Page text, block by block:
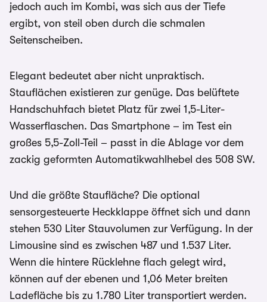
jedoch auch im Kombi, was sich aus der Tiefe
ergibt, von steil oben durch die schmalen
Seitenscheiben.
Elegant bedeutet aber nicht unpraktisch.
Stauflächen existieren zur genüge. Das belüftete
Handschuhfach bietet Platz für zwei 1,5-Liter-
Wasserflaschen. Das Smartphone – im Test ein
großes 5,5-Zoll-Teil – passt in die Ablage vor dem
zackig geformten Automatikwahlhebel des 508 SW.
Und die größte Staufläche? Die optional
sensorgesteuerte Heckklappe öffnet sich und dann
stehen 530 Liter Stauvolumen zur Verfügung. In der
Limousine sind es zwischen 487 und 1.537 Liter.
Wenn die hintere Rücklehne flach gelegt wird,
können auf der ebenen und 1,06 Meter breiten
Ladefläche bis zu 1.780 Liter transportiert werden.